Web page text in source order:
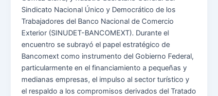
Sindicato Nacional Único y Democrático de los
Trabajadores del Banco Nacional de Comercio
Exterior (SINUDET-BANCOMEXT). Durante el
encuentro se subrayó el papel estratégico de
Bancomext como instrumento del Gobierno Federal,
particularmente en el financiamiento a pequeñas y
medianas empresas, el impulso al sector turístico y
el respaldo a los compromisos derivados del Tratado